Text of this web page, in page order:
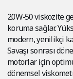
20W-50 viskozite
koruma sağlar.
modern, yenilikçi
Savaşı sonrası
motorlar için
dönemsel